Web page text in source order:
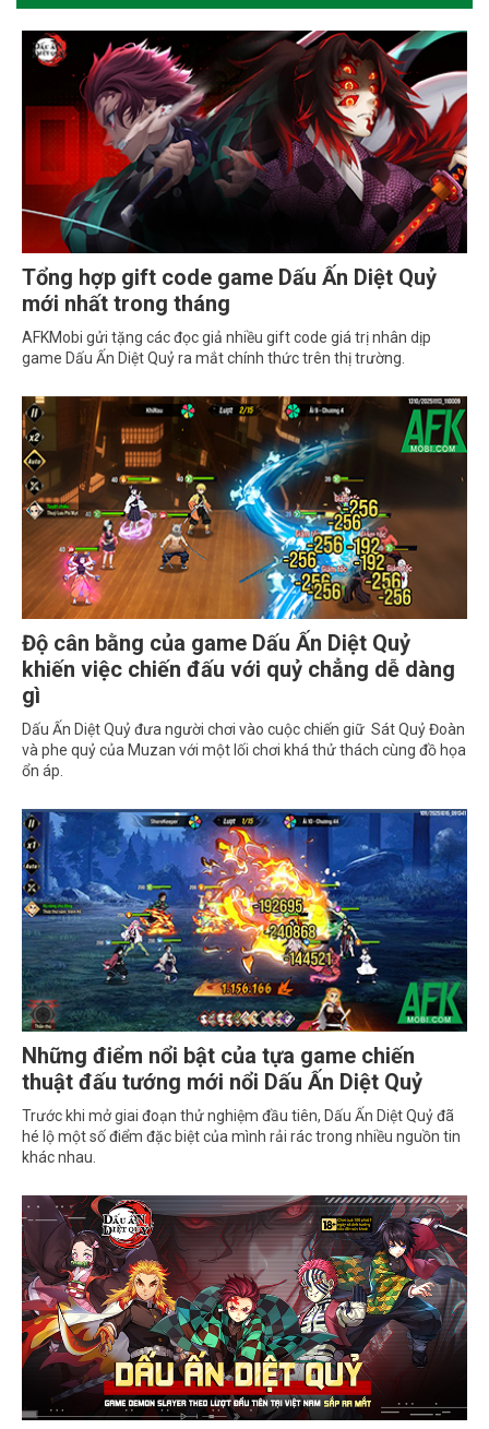
Tổng hợp gift code game Dấu Ấn Diệt Quỷ
mới nhất trong tháng
AFKMobi gửi tặng các đọc giả nhiều gift code giá trị nhân dịp
game Dấu Ấn Diệt Quỷ ra mắt chính thức trên thị trường.
Độ cân bằng của game Dấu Ấn Diệt Quỷ
khiến việc chiến đấu với quỷ chẳng dễ dàng
gì
Dấu Ấn Diệt Quỷ đưa người chơi vào cuộc chiến giữ Sát Quỷ Đoàn
và phe quỷ của Muzan với một lối chơi khá thử thách cùng đồ họa
ổn áp.
Những điểm nổi bật của tựa game chiến
thuật đấu tướng mới nổi Dấu Ấn Diệt Quỷ
Trước khi mở giai đoạn thử nghiệm đầu tiên, Dấu Ấn Diệt Quỷ đã
hé lộ một số điểm đặc biệt của mình rải rác trong nhiều nguồn tin
khác nhau.